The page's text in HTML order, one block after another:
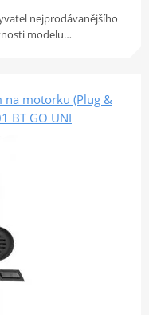
nejprodávanějšího
modelu…
motorku (Plug &
BT GO UNI